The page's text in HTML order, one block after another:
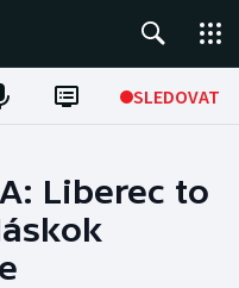
SLEDOVAT
Liberec to